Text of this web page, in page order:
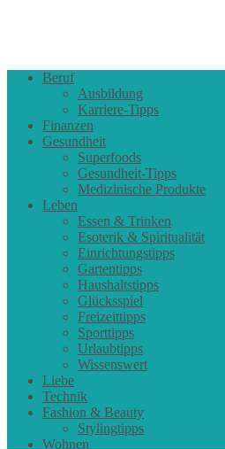
Beruf
Ausbildung
Karriere-Tipps
Finanzen
Gesundheit
Superfoods
Gesundheit-Tipps
Medizinische Produkte
Leben
Essen & Trinken
Esoterik & Spiritualität
Einrichtungstipps
Gartentipps
Haushaltstipps
Glücksspiel
Freizeittipps
Sporttipps
Urlaubtipps
Wissenswert
Liebe
Technik
Fashion & Beauty
Stylingtipps
Wohnen